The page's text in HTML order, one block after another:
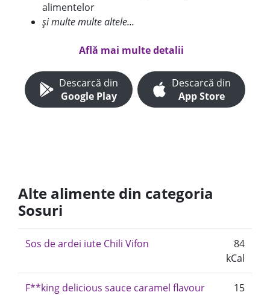
alimentelor
și multe multe altele...
Află mai multe detalii
Descarcă din
Google Play
Descarcă din
App Store
Alte alimente din categoria
Sosuri
Sos de ardei iute Chili Vifon
84
kCal
F**king delicious sauce caramel flavour
15